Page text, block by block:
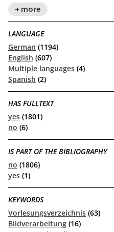
+ more
LANGUAGE
German (1194)
English (607)
Multiple languages (4)
Spanish (2)
HAS FULLTEXT
yes (1801)
no (6)
IS PART OF THE BIBLIOGRAPHY
no (1806)
yes (1)
KEYWORDS
Vorlesungsverzeichnis (63)
Bildverarbeitung (16)